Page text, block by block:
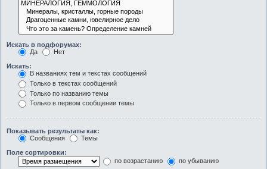
Искать в подфорумах:
Да
Нет
Искать:
В названиях тем и текстах сообщений
Только в текстах сообщений
Только по названию темы
Только в первом сообщении темы
Показывать результаты как:
Сообщения
Темы
Поле сортировки:
по возрастанию
по убыванию